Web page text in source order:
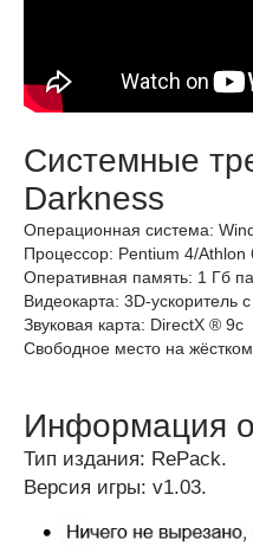
Системные
Darkness
Операционная система:
Процессор: Pentium 4/Athlon
Оперативная память: 1 Гб
Видеокарта: 3D-ускоритель
Звуковая карта: DirectX ® 9c
Свободное место на
Информация
Тип издания: RePack.
Версия игры: v1.03.